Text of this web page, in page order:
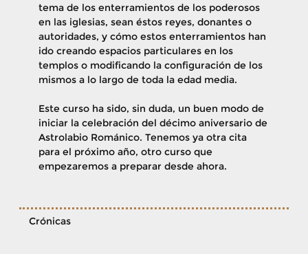
tema de los enterramientos de los poderosos
en las iglesias, sean éstos reyes, donantes o
autoridades, y cómo estos enterramientos han
ido creando espacios particulares en los
templos o modificando la configuración de los
mismos a lo largo de toda la edad media.
Este curso ha sido, sin duda, un buen modo de
iniciar la celebración del décimo aniversario de
Astrolabio Románico. Tenemos ya otra cita
para el próximo año, otro curso que
empezaremos a preparar desde ahora.
Crónicas